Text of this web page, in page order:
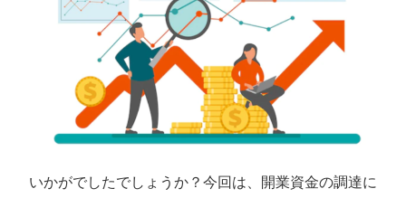
いかがでしたでしょうか？今回は、開業資金の調達に